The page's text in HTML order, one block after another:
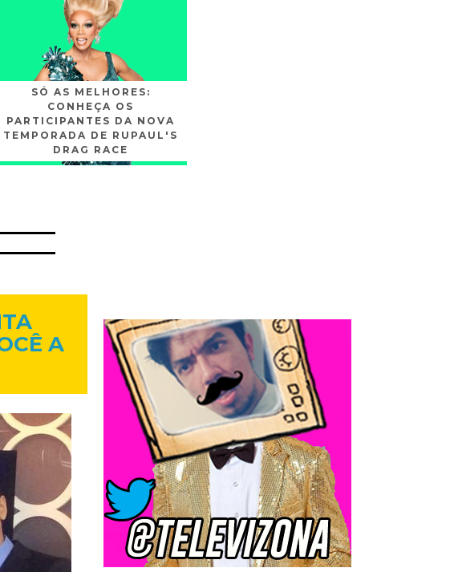
SÓ AS MELHORES:
CONHEÇA OS
PARTICIPANTES DA NOVA
TEMPORADA DE RUPAUL'S
DRAG RACE
A